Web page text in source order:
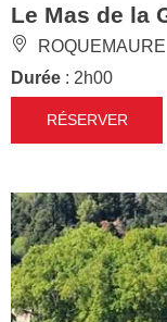
Le Mas de la
ROQUEMAURE
Durée : 2h00
RÉSERVER